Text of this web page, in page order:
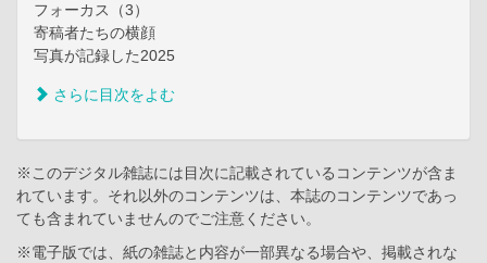
フォーカス（3）
寄稿者たちの横顔
写真が記録した2025
さらに目次をよむ
※このデジタル雑誌には目次に記載されているコンテンツが含ま
れています。それ以外のコンテンツは、本誌のコンテンツであっ
ても含まれていませんのでご注意ください。
※電子版では、紙の雑誌と内容が一部異なる場合や、掲載されな